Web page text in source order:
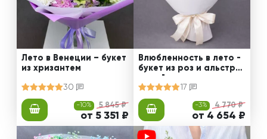
Лето в Венеции – букет
из хризантем
30
-10% 5 845 ₽
от 5 351 ₽
Влюбленность в лето -
букет из роз и альстро
мерий
17
-3% 4 770 ₽
от 4 654 ₽